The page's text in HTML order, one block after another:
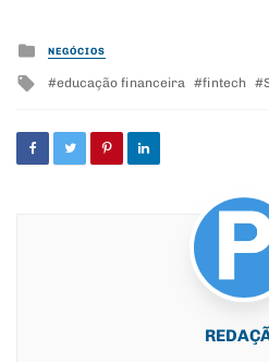
Posted
in
NEGÓCIOS
Tagged
educação financeira fintech